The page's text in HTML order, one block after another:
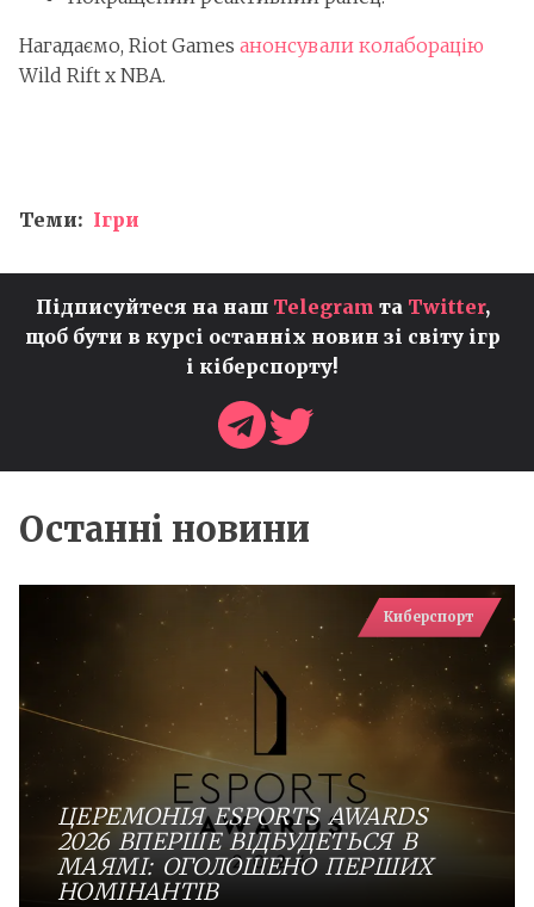
Нагадаємо, Riot Games анонсували колаборацію
Wild Rift х NBA.
Теми: Ігри
Підписуйтеся на наш Telegram та Twitter,
щоб бути в курсі останніх новин зі світу ігр
і кіберспорту!
Останні новини
Киберспорт
ЦЕРЕМОНІЯ ESPORTS AWARDS
2026 ВПЕРШЕ ВІДБУДЕТЬСЯ В
МАЯМІ: ОГОЛОШЕНО ПЕРШИХ
НОМІНАНТІВ